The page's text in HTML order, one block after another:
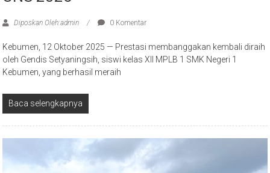
Diposkan Oleh:admin 0 Komentar
Kebumen, 12 Oktober 2025 — Prestasi membanggakan kembali diraih
oleh Gendis Setyaningsih, siswi kelas XII MPLB 1 SMK Negeri 1
Kebumen, yang berhasil meraih
Baca selengkapnya